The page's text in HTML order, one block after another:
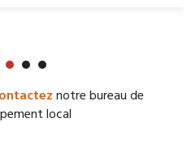
notre bureau de
local